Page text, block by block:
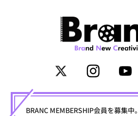
BRANC MEMBERSHIP会員を募集